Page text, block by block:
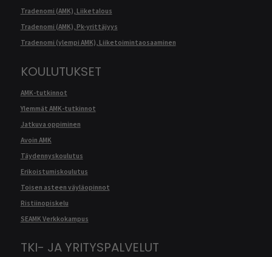
Tradenomi (AMK), Liiketalous
Tradenomi (AMK), Pk-yrittäjyys
Tradenomi (ylempi AMK), Liiketoimintaosaaminen
KOULUTUKSET
AMK-tutkinnot
Ylemmät AMK-tutkinnot
Jatkuva oppiminen
Avoin AMK
Täydennyskoulutus
Erikoistumiskoulutus
Toisen asteen väyläopinnot
Ristiinopiskelu
SEAMK Verkkokampus
TKI- JA YRITYSPALVELUT